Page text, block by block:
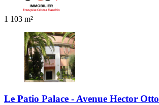
1 103 m²
Le Patio Palace - Avenue Hector Otto